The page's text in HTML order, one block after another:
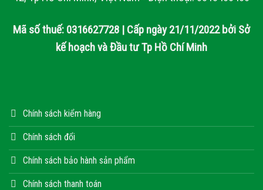
Mã số thuế: 0316627728 | Cấp ngày 21/11/2022 bởi Sở
kế hoạch và Đầu tư Tp Hồ Chí Minh
Chính sách kiểm hàng
Chính sách đổi
Chính sách bảo hành sản phẩm
Chính sách thanh toán